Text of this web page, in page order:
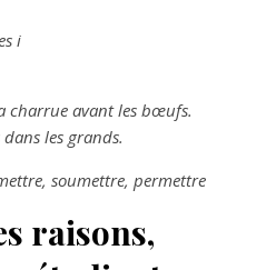
i
charrue avant les bœufs.
les grands.
soumettre, permettre
raisons,